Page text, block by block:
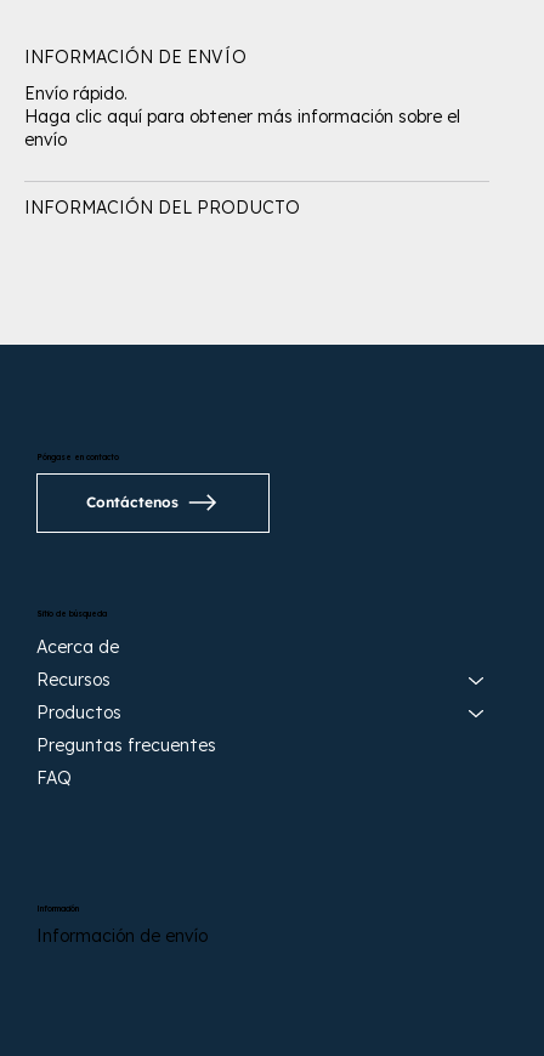
INFORMACIÓN DE ENVÍO
Envío rápido.
Haga clic aquí para obtener más información sobre el
envío
INFORMACIÓN DEL PRODUCTO
Sitio de búsqueda
Acerca de
Recursos
Productos
Preguntas frecuentes
FAQ
Información
Información de envío
Póngase en contacto
Contáctenos